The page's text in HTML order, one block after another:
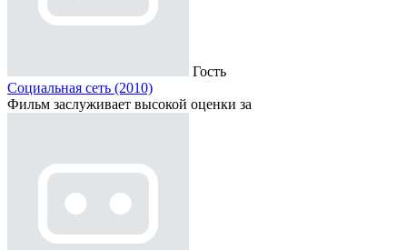
Гость
Социальная сеть (2010)
Фильм заслуживает высокой оценки за